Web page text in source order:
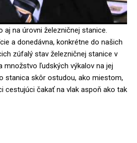
na úrovni železničnej stanice.
a donedávna, konkrétne do našich
zúfalý stav železničnej stanice v
množstvo ľudských výkalov na jej
stanica skôr ostudou, ako miestom,
cestujúci čakať na vlak aspoň ako tak